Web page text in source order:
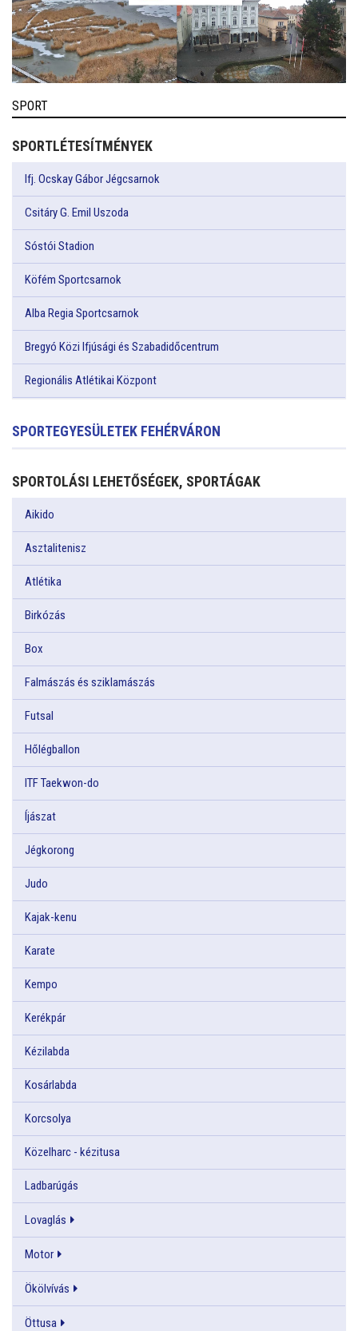
SPORT
SPORTLÉTESÍTMÉNYEK
Ifj. Ocskay Gábor Jégcsarnok
Csitáry G. Emil Uszoda
Sóstói Stadion
Köfém Sportcsarnok
Alba Regia Sportcsarnok
Bregyó Közi Ifjúsági és Szabadidőcentrum
Regionális Atlétikai Központ
SPORTEGYESÜLETEK FEHÉRVÁRON
SPORTOLÁSI LEHETŐSÉGEK, SPORTÁGAK
Aikido
Asztalitenisz
Atlétika
Birkózás
Box
Falmászás és sziklamászás
Futsal
Hőlégballon
ITF Taekwon-do
Íjászat
Jégkorong
Judo
Kajak-kenu
Karate
Kempo
Kerékpár
Kézilabda
Kosárlabda
Korcsolya
Közelharc - kézitusa
Ladbarúgás
Lovaglás
Motor
Ökölvívás
Öttusa